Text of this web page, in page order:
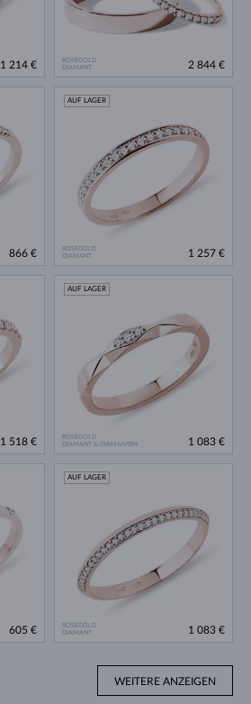
1 214 €
ROSÉGOLD
DIAMANT
2 844 €
866 €
ROSÉGOLD
DIAMANT
AUF LAGER
1 257 €
1 518 €
ROSÉGOLD
DIAMANT & DIAMANTEN
AUF LAGER
1 083 €
605 €
ROSÉGOLD
DIAMANT
AUF LAGER
1 083 €
WEITERE ANZEIGEN